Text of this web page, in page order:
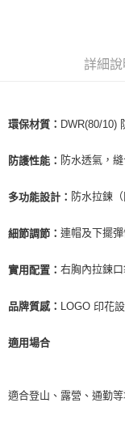
7-11超取(2000以上免
每筆NT$100
詳細說
環保材質： DWR(80/10)
防護性能： 防水透氣，
多功能設計： 防水拉鍊
細節調節： 連帽及下擺
實用配置： 右胸內拉鍊
品牌質感： LOGO 印花
適用場合
適合登山、露營、通勤